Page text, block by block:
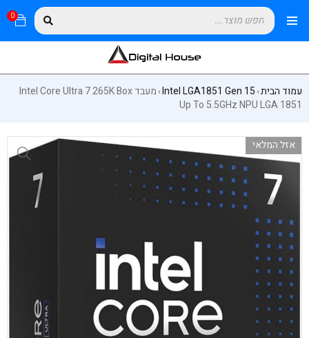
0
עמוד הבית›
Intel LGA1851 Gen 15
›
מעבד Intel Core Ultra 7 265K Box
Up To 5.5GHz NPU LGA 1851
אזל המלאי